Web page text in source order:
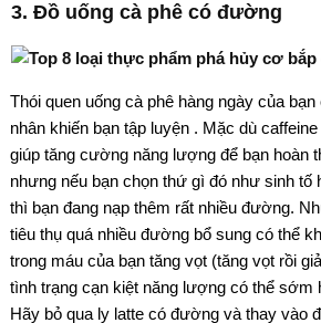
3. Đồ uống cà phê có đường
Thói quen uống cà phê hàng ngày của
nhân khiến bạn tập luyện . Mặc dù
giúp tăng cường năng lượng để bạn hoàn
nhưng nếu bạn chọn thứ gì đó như sinh tố
thì bạn đang nạp thêm rất nhiều đường.
tiêu thụ quá nhiều đường bổ sung có thể
trong máu của bạn tăng vọt (tăng vọt rồi
tình trạng cạn kiệt năng lượng có thể sớm
Hãy bỏ qua ly latte có đường và thay vào